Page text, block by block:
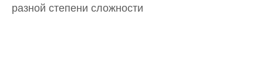
разной степени сложности